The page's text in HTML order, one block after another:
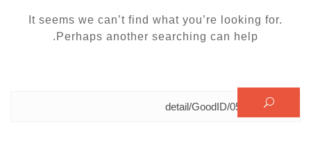
It seems we can’t find what you’re looking for.
Perhaps another searching can help.
البحث عن: